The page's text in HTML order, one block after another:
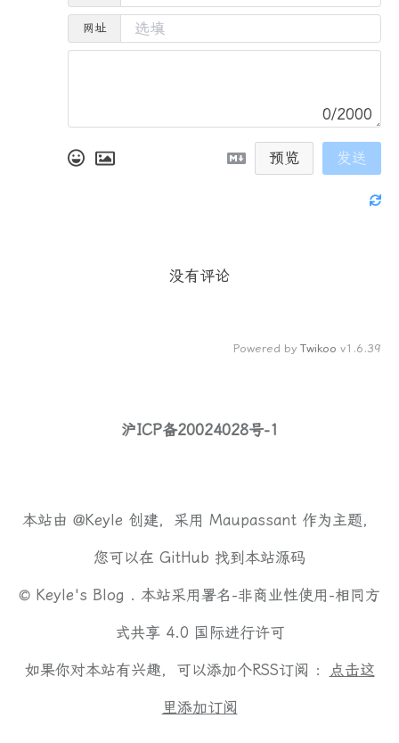
网址
0/2000
预览 发送
没有评论
Powered by Twikoo v1.6.39
沪ICP备20024028号-1
本站由 @Keyle 创建，采用 Maupassant作为主题，
您可以在 GitHub 找到本站源码
© Keyle's Blog . 本站采用署名-非商业性使用-相同方
式共享 4.0 国际进行许可
如果你对本站有兴趣，可以添加个RSS订阅 ： 点击这
里添加订阅